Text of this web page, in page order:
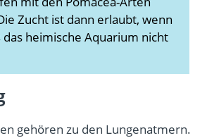
Zucht ist dann erlaubt, wenn
das heimische Aquarium nicht
gehören zu den Lungenatmern.